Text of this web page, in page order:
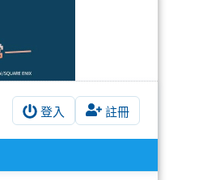
登入 註冊